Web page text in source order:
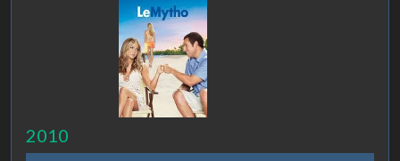
2010